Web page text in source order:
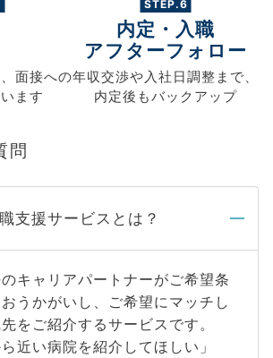
面接への
ます
STEP.6
内定・入職
アフターフォロー
年収交渉や 入社日調整まで、
内定後もバックアップ
問
支援サービスとは？
キャリアパートナーがご希望条
うかがいし、ご希望にマッチし
をご紹介するサービスです。
ら近い病院を紹介してほしい」